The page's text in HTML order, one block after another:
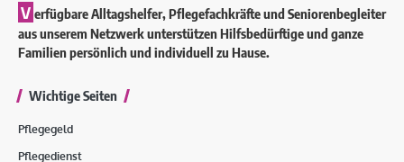
V erfügbare Alltagshelfer, Pflegefachkräfte und Seniorenbegleiter
aus unserem Netzwerk unterstützen Hilfsbedürftige und ganze
Familien persönlich und individuell zu Hause.
Wichtige Seiten
Pflegegeld
Pflegedienst